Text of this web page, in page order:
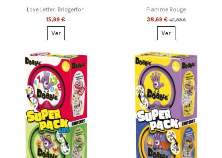
Love Letter: Bridgerton
15,99 €
Ver
Flamme Rouge
38,69 €42,99 €
Ver